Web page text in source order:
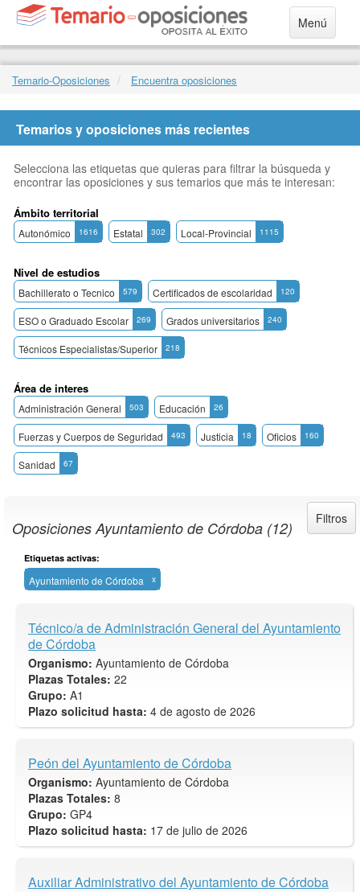
Menú
Temario-Oposiciones Encuentra oposiciones
Temarios y oposiciones más recientes
Selecciona las etiquetas que quieras para filtrar la búsqueda y
encontrar las oposiciones y sus temarios que más te interesan:
Ámbito territorial
Autonómico 1616 Estatal 302 Local-Provincial 1115
Nivel de estudios
Bachillerato o Tecnico 579 Certificados de escolaridad 120
ESO o Graduado Escolar 269 Grados universitarios 240
Técnicos Especialistas/Superior 218
Área de interes
Administración General 503 Educación 26
Fuerzas y Cuerpos de Seguridad 493 Justicia 18 Oficios 160
Sanidad 67
Oposiciones Ayuntamiento de Córdoba (12) Filtros
Etiquetas activas:
Ayuntamiento de Córdoba x
Técnico/a de Administración General del Ayuntamiento
de Córdoba
Organismo: Ayuntamiento de Córdoba
Plazas Totales: 22
Grupo: A1
Plazo solicitud hasta: 4 de agosto de 2026
Peón del Ayuntamiento de Córdoba
Organismo: Ayuntamiento de Córdoba
Plazas Totales: 8
Grupo: GP4
Plazo solicitud hasta: 17 de julio de 2026
Auxiliar Administrativo del Ayuntamiento de Córdoba